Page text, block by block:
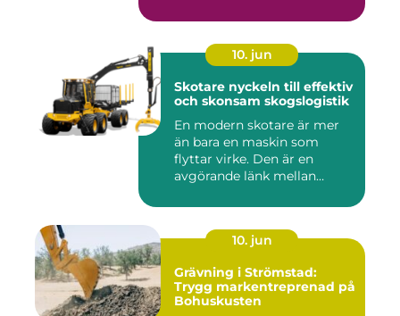
10. jun
Skotare nyckeln till effektiv
och skonsam skogslogistik
En modern skotare är mer
än bara en maskin som
flyttar virke. Den är en
avgörande länk mellan
10. jun
Grävning i Strömstad:
Trygg markentreprenad på
Bohuskusten